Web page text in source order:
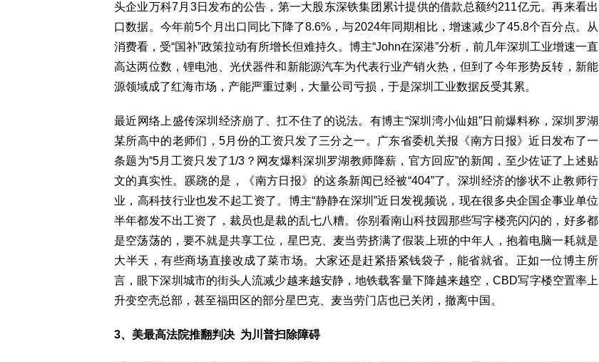
头企业万科7月3日发布的公告，第一大股东深铁集团累计提供的借款总额约211亿元。再来看出
口数据。今年前5个月出口同比下降了8.6%，与2024年同期相比，增速减少了45.8个百分点。从
消费看，受“国补”政策拉动有所增长但难持久。博主“John在深港”分析，前几年深圳工业增速一直
高达两位数，锂电池、光伏器件和新能源汽车为代表行业产销火热，但到了今年形势反转，新能
源领域成了红海市场，产能严重过剩，大量公司亏损，于是深圳工业数据反受其累。
最近网络上盛传深圳经济崩了、扛不住了的说法。有博主“深圳湾小仙姐”日前爆料称，深圳罗湖
某所高中的老师们，5月份的工资只发了三分之一。广东省委机关报《南方日报》近日发布了一
条题为“5月工资只发了1/3？网友爆料深圳罗湖教师降薪，官方回应”的新闻，至少佐证了上述贴
文的真实性。蹊跷的是，《南方日报》的这条新闻已经被“404”了。深圳经济的惨状不止教师行
业，高科技行业也发不起工资了。博主“静静在深圳”近日发视频说，现在很多央企国企事业单位
半年都发不出工资了，裁员也是裁的乱七八糟。你别看南山科技园那些写字楼亮闪闪的，好多都
是空荡荡的，要不就是共享工位，星巴克、麦当劳挤满了假装上班的中年人，抱着电脑一耗就是
大半天，有些商场直接改成了菜市场。大家还是赶紧捂紧钱袋子，能省就省。正如一位博主所
言，眼下深圳城市的街头人流减少越来越安静，地铁载客量下降越来越空，CBD写字楼空置率上
升变空壳总部，甚至福田区的部分星巴克、麦当劳门店也已关闭，撤离中国。
3、美最高法院推翻判决 为川普扫除障碍